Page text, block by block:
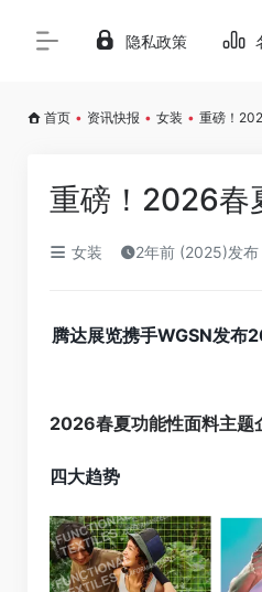
隐私政策
首页 • 资讯快报 • 女装 • 重磅！
重磅！2026春
女装 2年前 (2025)发布
腾达展览携手WGSN发布
2026春夏功能性面料主题
四大趋势